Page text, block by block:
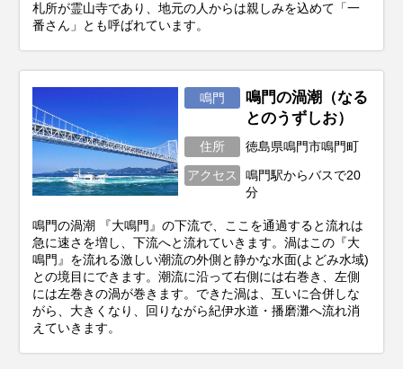
札所が霊山寺であり、地元の人からは親しみを込めて「一
番さん」とも呼ばれています。
鳴門
鳴門の渦潮（なる
とのうずしお）
住所 徳島県鳴門市鳴門町
アクセス
鳴門駅からバスで20
分
鳴門の渦潮 『大鳴門』の下流で、ここを通過すると流れは
急に速さを増し、下流へと流れていきます。渦はこの『大
鳴門』を流れる激しい潮流の外側と静かな水面(よどみ水域)
との境目にできます。潮流に沿って右側には右巻き、左側
には左巻きの渦が巻きます。できた渦は、互いに合併しな
がら、大きくなり、回りながら紀伊水道・播磨灘へ流れ消
えていきます。